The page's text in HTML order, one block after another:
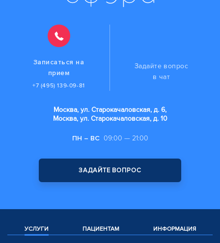
Записаться на
прием
+7 (495) 139-09-81
Задайте вопрос
в чат
Москва, ул. Старокачаловская, д. 6,
Москва, ул. Старокачаловская, д. 10
ПН – ВС 09:00 — 21:00
ЗАДАЙТЕ ВОПРОС
УСЛУГИ ПАЦИЕНТАМ ИНФОРМАЦИЯ